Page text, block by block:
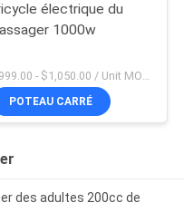
électrique du
1000w
POTEAU CARRÉ
des adultes 200cc de